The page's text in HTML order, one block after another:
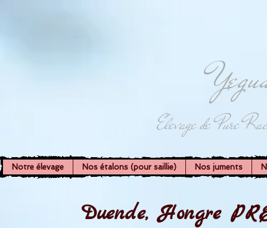
Elevage de Pure
Notre élevage Nos étalons (pour saillie) Nos juments
Duende, Hongre